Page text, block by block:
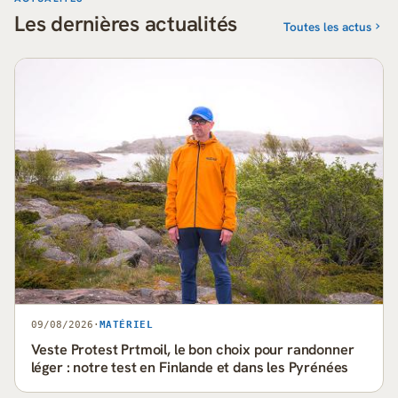
Les dernières actualités Toutes les actus
09/08/2026 · MATÉRIEL
Veste Protest Prtmoil, le bon choix pour randonner
léger : notre test en Finlande et dans les Pyrénées